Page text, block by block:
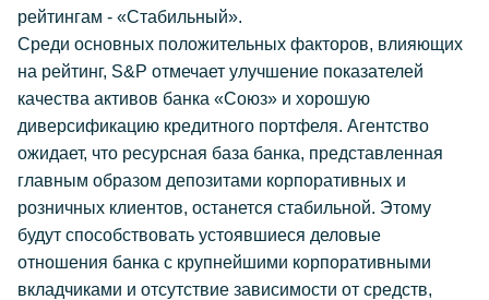
рейтингам - «Стабильный».
Среди основных положительных факторов, влияющих
на рейтинг, S&P отмечает улучшение показателей
качества активов банка «Союз» и хорошую
диверсификацию кредитного портфеля. Агентство
ожидает, что ресурсная база банка, представленная
главным образом депозитами корпоративных и
розничных клиентов, останется стабильной. Этому
будут способствовать устоявшиеся деловые
отношения банка с крупнейшими корпоративными
вкладчиками и отсутствие зависимости от средств,